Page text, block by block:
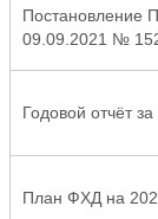
Постановление
09.09.2021 №
Годовой отчёт за
План ФХД на